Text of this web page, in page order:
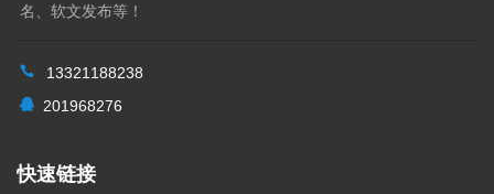
名、软文发布等！
13321188238
201968276
快速链接